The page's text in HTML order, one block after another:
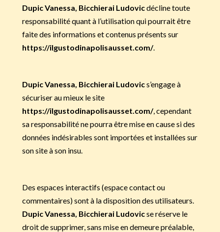
Dupic Vanessa, Bicchierai Ludovicdécline toute
responsabilité quant à l’utilisation qui pourrait être
faite des informations et contenus présents sur
https://ilgustodinapolisausset.com/.
Dupic Vanessa, Bicchierai Ludovics’engage à
sécuriser au mieux le site
https://ilgustodinapolisausset.com/, cependant
sa responsabilité ne pourra être mise en cause si des
données indésirables sont importées et installées sur
son site à son insu.
Des espaces interactifs (espace contact ou
commentaires) sont à la disposition des utilisateurs.
Dupic Vanessa, Bicchierai Ludovicse réserve le
droit de supprimer, sans mise en demeure préalable,